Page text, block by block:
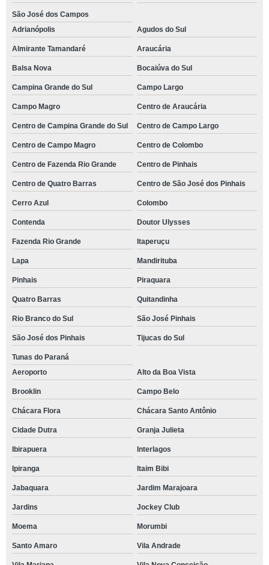
São José dos Campos
Adrianópolis
Agudos do Sul
Almirante Tamandaré Araucária
Balsa Nova Bocaiúva do Sul
Campina Grande do Sul Campo Largo
Campo Magro Centro de Araucária
Centro de Campina Grande do Sul Centro de Campo Largo
Centro de Campo Magro Centro de Colombo
Centro de Fazenda Rio Grande Centro de Pinhais
Centro de Quatro Barras Centro de São José dos Pinhais
Cerro Azul Colombo
Contenda Doutor Ulysses
Fazenda Rio Grande Itaperuçu
Lapa Mandirituba
Pinhais Piraquara
Quatro Barras Quitandinha
Rio Branco do Sul São José Pinhais
São José dos Pinhais Tijucas do Sul
Tunas do Paraná
Aeroporto
Alto da Boa Vista
Brooklin Campo Belo
Chácara Flora Chácara Santo Antônio
Cidade Dutra Granja Julieta
Ibirapuera Interlagos
Ipiranga Itaim Bibi
Jabaquara Jardim Marajoara
Jardins Jockey Club
Moema Morumbi
Santo Amaro Vila Andrade